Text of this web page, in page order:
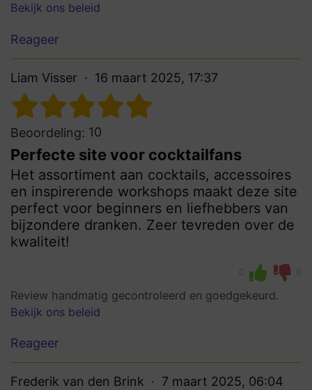
Bekijk ons beleid
Reageer
Liam Visser 16 maart 2025, 17:37
Beoordeling: 10
Perfecte site voor cocktailfans
Het assortiment aan cocktails, accessoires
en inspirerende workshops maakt deze site
perfect voor beginners en liefhebbers van
bijzondere dranken. Zeer tevreden over de
kwaliteit!
0 0
Review handmatig gecontroleerd en goedgekeurd.
Bekijk ons beleid
Reageer
Frederik van den Brink 7 maart 2025, 06:04